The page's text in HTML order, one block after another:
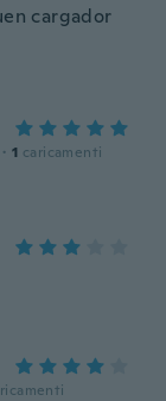
cargador
· 1 caricamenti